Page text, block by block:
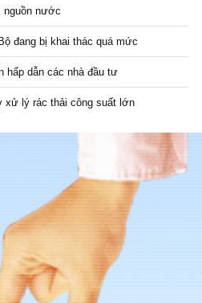
nguồn nước
đang bị khai thác quá mức
hấp dẫn các nhà đầu tư
xử lý rác thải công suất lớn